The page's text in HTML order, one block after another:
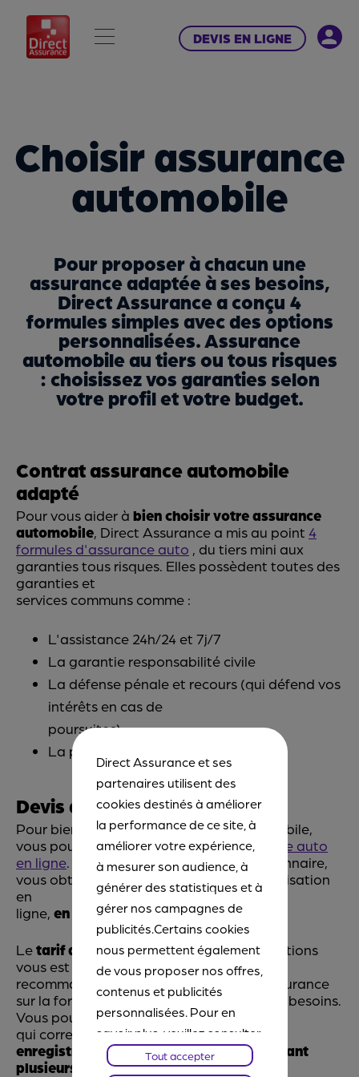
DEVIS EN LIGNE
Choisir assurance
automobile
Pour proposer à chacun une
assurance adaptée à ses besoins,
Direct Assurance a conçu 4
formules simples avec des options
personnalisées. Assurance
automobile au tiers ou tous risques
: choisissez vos garanties selon
votre profil et votre budget.
Contrat assurance automobile
adapté
Pour vous aider à bien choisir votre assurance
automobile , Direct Assurance a mis au point 4
formules d'assurance auto , du tiers mini aux
garanties tous risques. Elles possèdent toutes des
garanties et
services communs comme :
L'assistance 24h/24 et 7j/7
La garantie responsabilité civile
La défense pénale et recours (qui défend vos
intérêts en cas de
poursuites)
La protection Juridique automobile.
Devis assurance automobile
Pour bien choisir votre assurance automobile,
vous pouvez demander undevis assurance auto
en ligne . En répondant à un court questionnaire,
vous obtenez une estimation de votre cotisation
en
ligne, en moins de 5 minutes.
Letarif des 4 formuleset des packs d'options
vous est alors présenté, avec une
recommandation de la part de Direct Assurance
sur la formule jugée la plus adaptée à vos besoins.
Vous pouvez choisir celle
qui correspond le mieux à vos attentes, et
enregistrer le devis qui reste valable durant
plusieurs jours.
Direct Assurance et ses
partenaires utilisent des
cookies destinés à améliorer
la performance de ce site, à
améliorer votre expérience,
à mesurer son audience, à
générer des statistiques et à
gérer nos campagnes de
publicités.Certains cookies
nous permettent également
de vous proposer nos offres,
contenus et publicités
personnalisées. Pour en
savoir plus, veuillez consulter
notre
Chartes Cookies
. Vous
pourrez à tout moment
Tout accepter